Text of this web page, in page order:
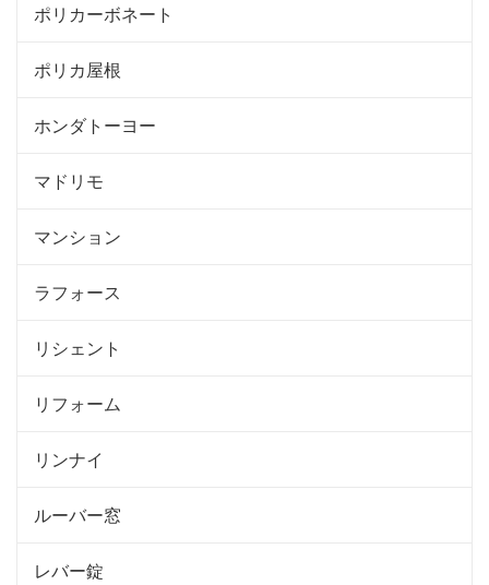
ポリカーボネート
ポリカ屋根
ホンダトーヨー
マドリモ
マンション
ラフォース
リシェント
リフォーム
リンナイ
ルーバー窓
レバー錠